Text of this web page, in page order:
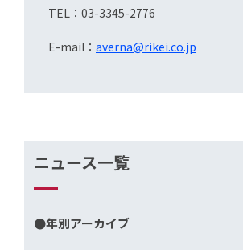
ニュース一覧
●年別アーカイブ
TEL：03-3345-2776
E-mail： averna@rikei.co.jp